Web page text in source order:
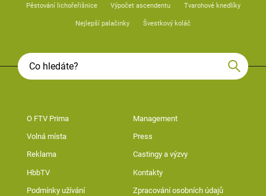
Pěstování lichořeřišnice Výpočet ascendentu Tvarohové knedlíky
Nejlepší palačinky Švestkový koláč
O FTV Prima Management
Volná místa Press
Reklama Castingy a výzvy
HbbTV Kontakty
Podmínky užívání Zpracování osobních údajů